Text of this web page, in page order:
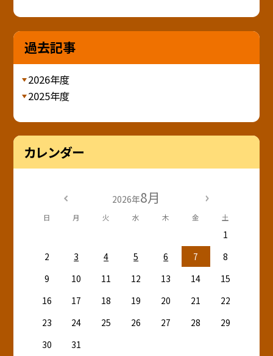
過去記事
2026年度
2025年度
カレンダー
2026年8月
日 月 火 水 木 金 土
1
2
3 4 5 6 7
8
9
10 11 12 13 14
15
16
17 18 19 20 21
22
23
24 25 26 27 28
29
30
31